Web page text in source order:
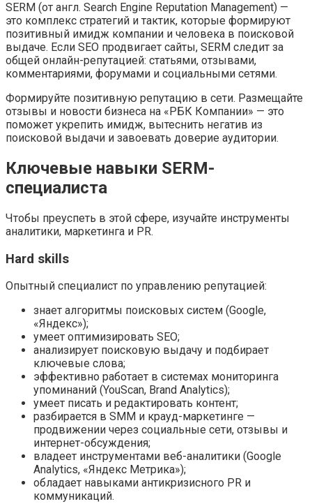
SERM (от англ. Search Engine Reputation Management) —
это комплекс стратегий и тактик, которые формируют
позитивный имидж компании и человека в поисковой
выдаче. Если SEO продвигает сайты, SERM следит за
общей онлайн-репутацией: статьями, отзывами,
комментариями, форумами и социальными сетями.
Формируйте позитивную репутацию в сети. Размещайте
отзывы и новости бизнеса на «РБК Компании» — это
поможет укрепить имидж, вытеснить негатив из
поисковой выдачи и завоевать доверие аудитории.
Ключевые навыки SERM-
специалиста
Чтобы преуспеть в этой сфере, изучайте инструменты
аналитики, маркетинга и PR.
Hard skills
Опытный специалист по управлению репутацией:
знает алгоритмы поисковых систем (Google,
«Яндекс»);
умеет оптимизировать SEO;
анализирует поисковую выдачу и подбирает
ключевые слова;
эффективно работает в системах мониторинга
упоминаний (YouScan, Brand Analytics);
умеет писать и редактировать контент;
разбирается в SMM и крауд-маркетинге —
продвижении через социальные сети, отзывы и
интернет-обсуждения;
владеет инструментами веб-аналитики (Google
Analytics, «Яндекс Метрика»);
обладает навыками антикризисного PR и
коммуникаций.